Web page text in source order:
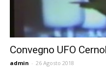
Convegno UFO
admin - 26 Agosto 2018